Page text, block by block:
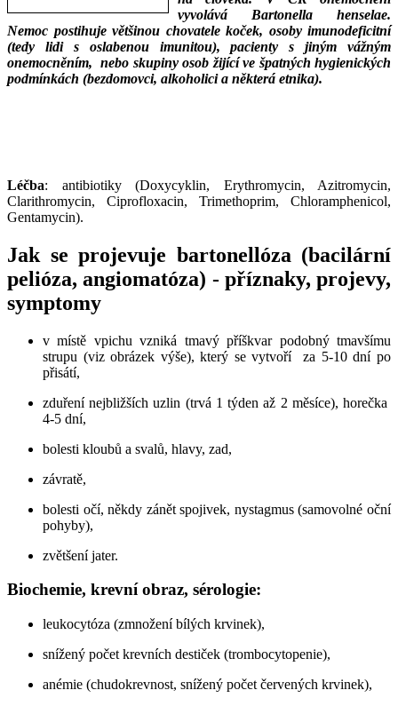
vyvolává Bartonella henselae.
Nemoc postihuje většinou chovatele koček, osoby imunodeficitní
(tedy lidi s oslabenou imunitou), pacienty s jiným vážným
onemocněním, nebo skupiny osob žijící ve špatných hygienických
podmínkách (bezdomovci, alkoholici a některá etnika).
Léčba: antibiotiky (Doxycyklin, Erythromycin, Azitromycin,
Clarithromycin, Ciprofloxacin, Trimethoprim, Chloramphenicol,
Gentamycin).
Jak se projevuje bartonellóza (bacilární
pelióza, angiomatóza) - příznaky, projevy,
symptomy
v místě vpichu vzniká tmavý příškvar podobný tmavšímu
strupu (viz obrázek výše), který se vytvoří za 5-10 dní po
přisátí,
zduření nejbližších uzlin (trvá 1 týden až 2 měsíce), horečka
4-5 dní,
bolesti kloubů a svalů, hlavy, zad,
závratě,
bolesti očí, někdy zánět spojivek, nystagmus (samovolné oční
pohyby),
zvětšení jater.
Biochemie, krevní obraz, sérologie:
leukocytóza (zmnožení bílých krvinek),
snížený počet krevních destiček (trombocytopenie),
anémie (chudokrevnost, snížený počet červených krvinek),